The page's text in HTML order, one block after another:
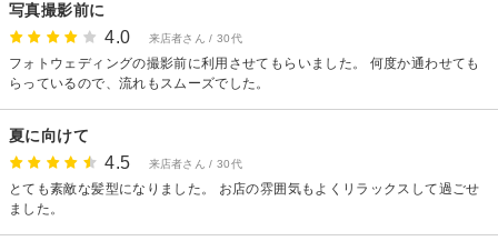
写真撮影前に
4.0 来店者さん / 30代
フォトウェディングの撮影前に利用させてもらいました。 何度か通わせても
らっているので、流れもスムーズでした。
夏に向けて
4.5 来店者さん / 30代
とても素敵な髪型になりました。 お店の雰囲気もよくリラックスして過ごせ
ました。